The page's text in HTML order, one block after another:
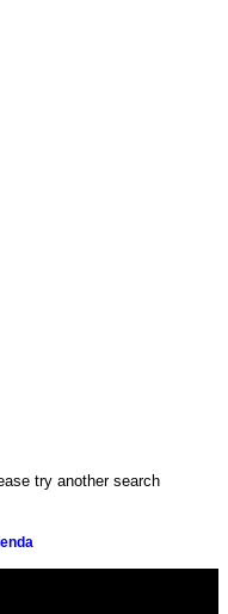
try another search